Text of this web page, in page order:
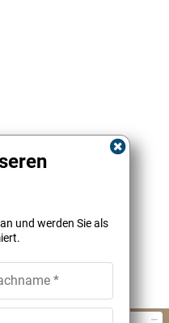
IHK
und werden Sie als
CGI Immobilien
100%
GUT
/ 5,00